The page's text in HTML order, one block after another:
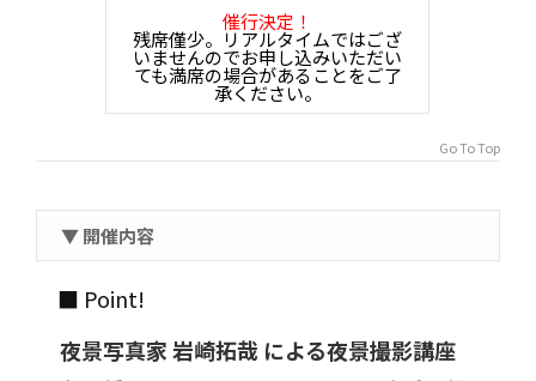
催行決定！
残席僅少。リアルタイムではござ
いませんのでお申し込みいただい
ても満席の場合があることをご了
承ください。
Go To Top
▼ 開催内容
■ Point!
夜景写真家 岩崎拓哉 による夜景撮影講座